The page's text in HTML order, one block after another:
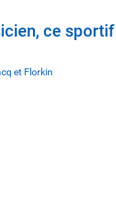
ce sportif
et Florkin